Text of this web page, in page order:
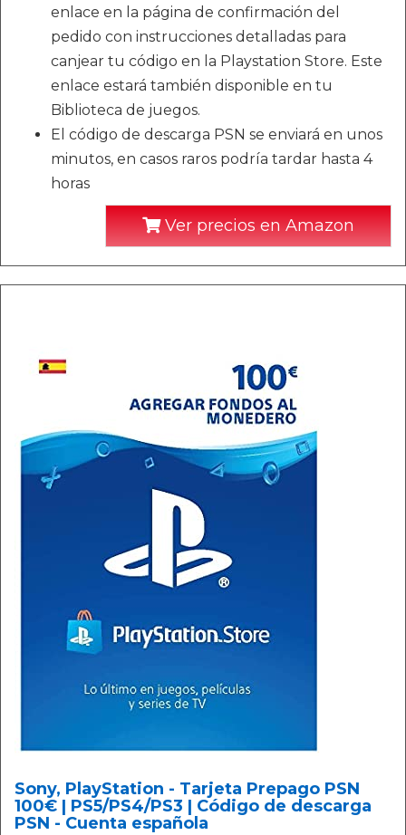
enlace en la página de confirmación del
pedido con instrucciones detalladas para
canjear tu código en la Playstation Store. Este
enlace estará también disponible en tu
Biblioteca de juegos.
El código de descarga PSN se enviará en unos
minutos, en casos raros podría tardar hasta 4
horas
Ver precios en Amazon
Sony, PlayStation - Tarjeta Prepago PSN
100€ | PS5/PS4/PS3 | Código de descarga
PSN - Cuenta española